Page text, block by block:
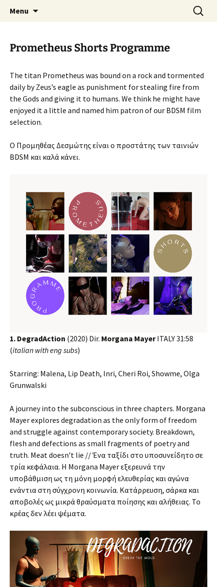
AthensPFF
Menu
Search
for:
Prometheus Shorts Programme
The titan Prometheus was bound on a rock and tormented
daily by Zeus’s eagle as punishment for stealing fire from
the Gods and giving it to humans. We think he might have
enjoyed it a little and named him patron of our BDSM film
selection.
Ο Προμηθέας Δεσμώτης είναι ο προστάτης των ταινιών
BDSM και καλά κάνει.
1. DegradAction (2020) Dir. Morgana MayerITALY 31:58
(italian with eng subs)
Starring: Malena, Lip Death, Inri, Cheri Roi, Showme, Olga
Grunwalski
A journey into the subconscious in three chapters. Morgana
Mayer explores degradation as the only form of freedom
and struggle against contemporary society. Breakdown,
flesh and defections as small fragments of poetry and
truth. Meat doesn’t lie // Ένα ταξίδι στο υποσυνείδητο σε
τρία κεφάλαια. Η Morgana Mayer εξερευνά την
υποβάθμιση ως τη μόνη μορφή ελευθερίας και αγώνα
ενάντια στη σύγχρονη κοινωνία. Κατάρρευση, σάρκα και
αποβολές ως μικρά θραύσματα ποίησης και αλήθειας. Το
κρέας δεν λέει ψέματα.